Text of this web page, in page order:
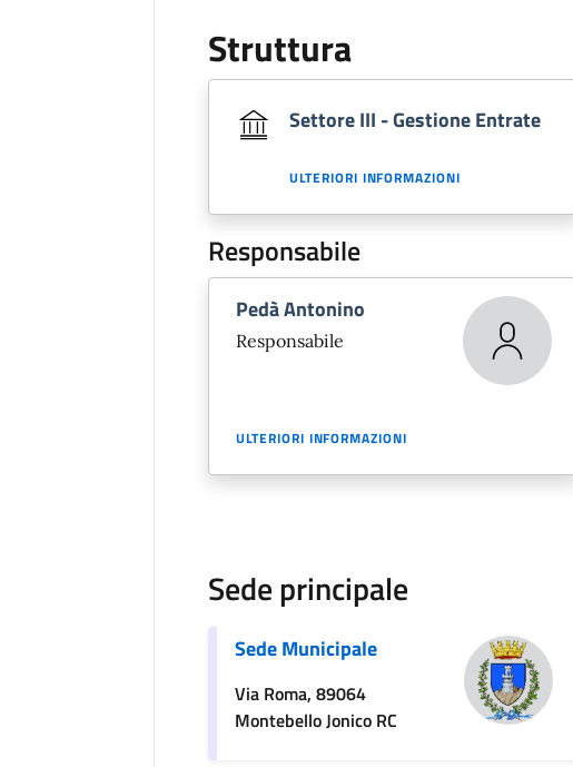
Struttura
Settore III - Gestione Entrate
ULTERIORI INFORMAZIONI
Responsabile
Pedà Antonino
Responsabile
ULTERIORI INFORMAZIONI
Sede principale
Sede Municipale
Via Roma, 89064
Montebello Jonico RC